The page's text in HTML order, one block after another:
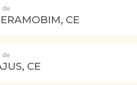
de
CE
de
CE